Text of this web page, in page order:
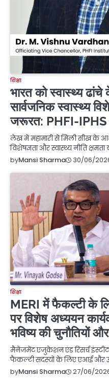
शिक्षा
भारत को स्वास्थ्य ढांचे
सार्वजनिक स्वास्थ्य
जरूरत: PHFI-IPHS
लेख में महामारी से मिली सीख के
विशेषज्ञता और स्वास्थ्य नीति क्षमता
byMansi Sharma 30/06/
शिक्षा
MERI में फैकल्टी के
पर विशेष अध्ययन
भविष्य की चुनौतियों
मैनेजमेंट एजुकेशन एंड रिसर्च
फैकल्टी सदस्यों के लिए एआई और
byMansi Sharma 27/06/